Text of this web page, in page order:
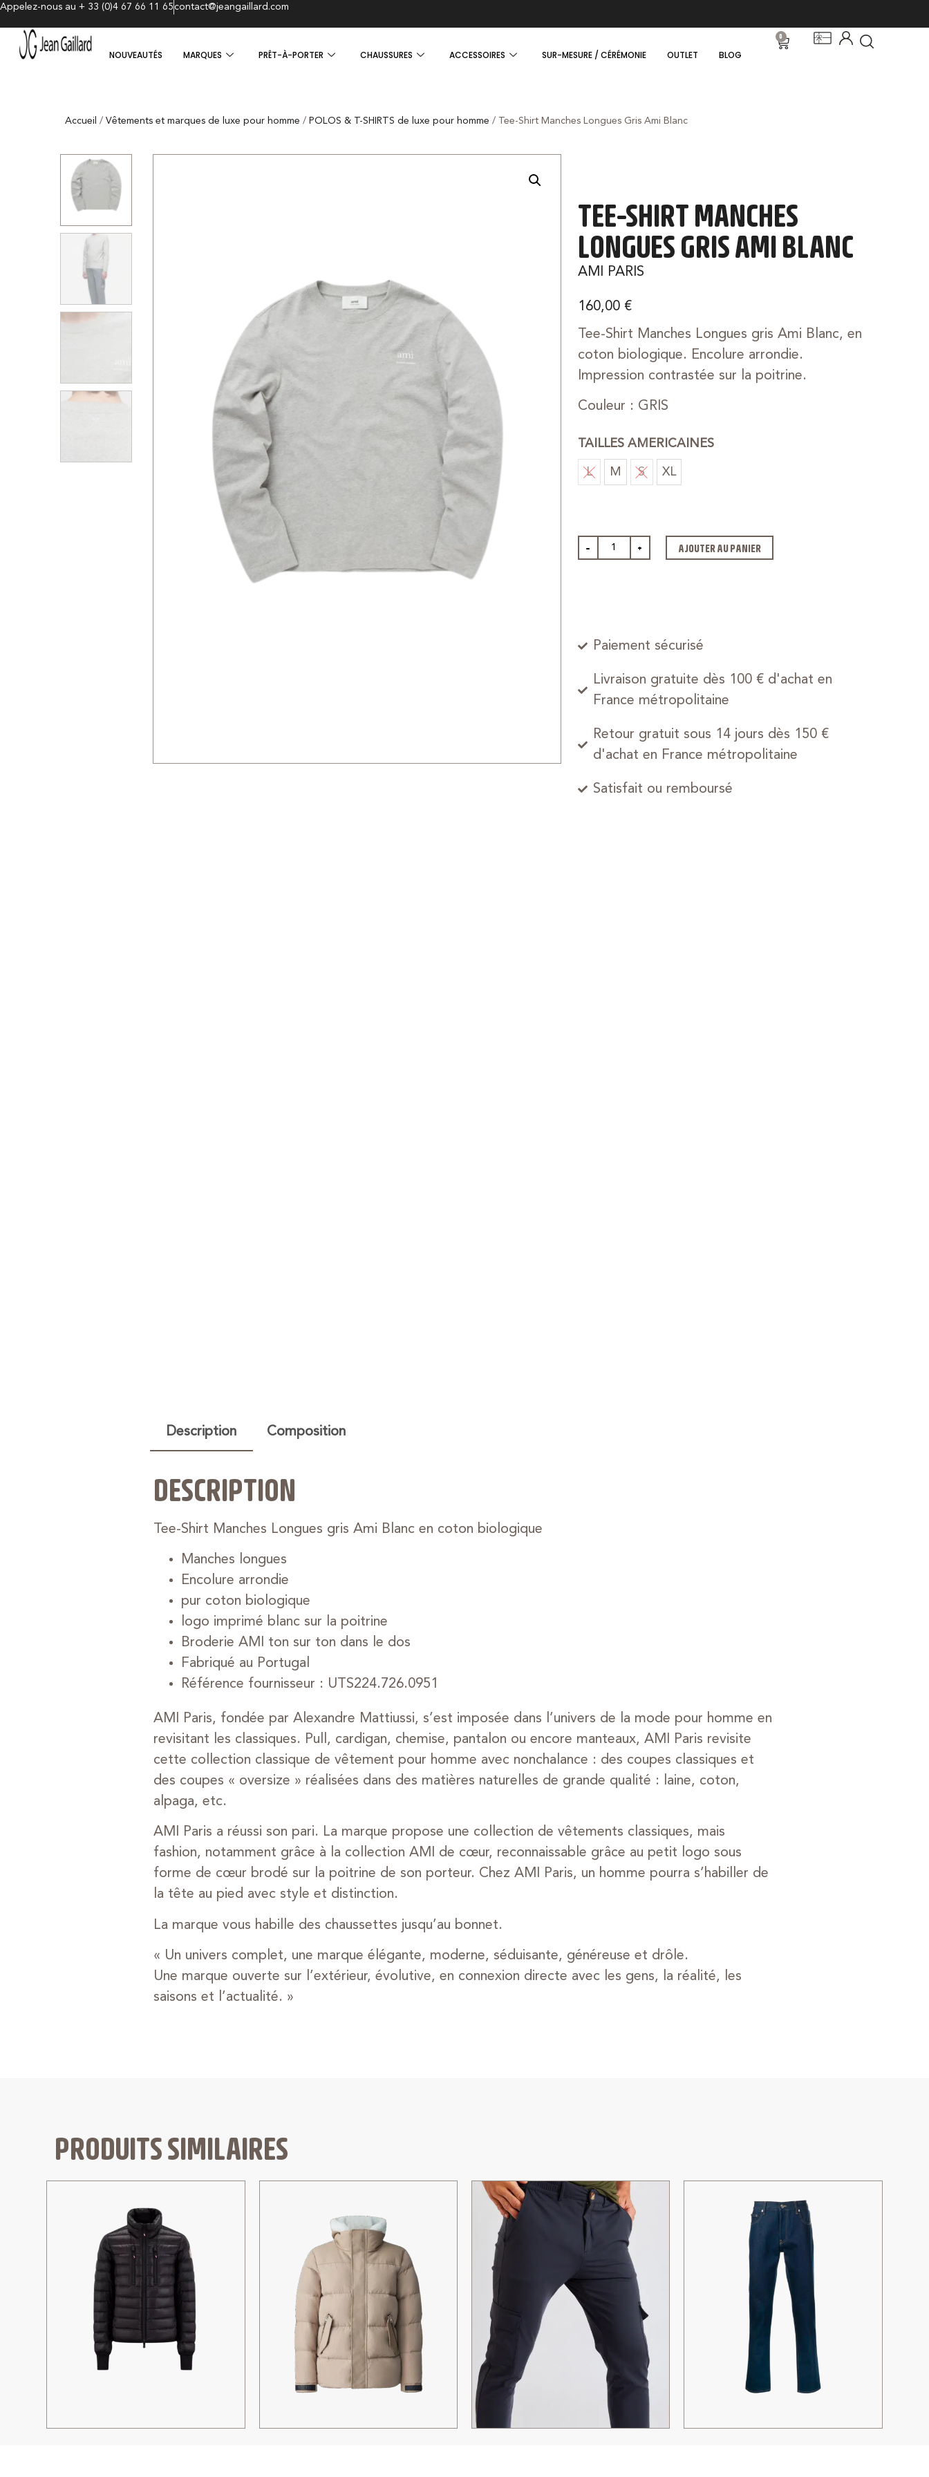
Appelez-nous au + 33 (0)4 67 66 11 65contact@jeangaillard.com
NOUVEAUTÉS MARQUES PRÊT-À-PORTER CHAUSSURES ACCESSOIRES SUR-MESURE / CÉRÉMONIE OUTLET BLOG
0
Accueil /Vêtements et marques de luxe pour homme / POLOS & T-SHIRTS de luxe pour homme / Tee-Shirt Manches Longues Gris Ami Blanc
TEE-SHIRT MANCHES
LONGUES GRIS AMI BLANC
AMI PARIS
160,00 €
Tee-Shirt Manches Longues gris Ami Blanc, en
coton biologique. Encolure arrondie.
Impression contrastée sur la poitrine.
Couleur : GRIS
TAILLES AMERICAINES
L M S XL
- + AJOUTER AU PANIER
Paiement sécurisé
Livraison gratuite dès 100 € d'achat en
France métropolitaine
Retour gratuit sous 14 jours dès 150 €
d'achat en France métropolitaine
Satisfait ou remboursé
Description Composition
DESCRIPTION
Tee-Shirt Manches Longues gris Ami Blanc en coton biologique
Manches longues
Encolure arrondie
pur coton biologique
logo imprimé blanc sur la poitrine
Broderie AMI ton sur ton dans le dos
Fabriqué au Portugal
Référence fournisseur : UTS224.726.0951
AMI Paris, fondée par Alexandre Mattiussi, s’est imposée dans l’univers de la mode pour homme en
revisitant les classiques. Pull, cardigan, chemise, pantalon ou encore manteaux, AMI Paris revisite
cette collection classique de vêtement pour homme avec nonchalance : des coupes classiques et
des coupes « oversize » réalisées dans des matières naturelles de grande qualité : laine, coton,
alpaga, etc.
AMI Paris a réussi son pari. La marque propose une collection de vêtements classiques, mais
fashion, notamment grâce à la collection AMI de cœur, reconnaissable grâce au petit logo sous
forme de cœur brodé sur la poitrine de son porteur. Chez AMI Paris, un homme pourra s’habiller de
la tête au pied avec style et distinction.
La marque vous habille des chaussettes jusqu’au bonnet.
« Un univers complet, une marque élégante, moderne, séduisante, généreuse et drôle.
Une marque ouverte sur l’extérieur, évolutive, en connexion directe avec les gens, la réalité, les
saisons et l’actualité. »
PRODUITS SIMILAIRES